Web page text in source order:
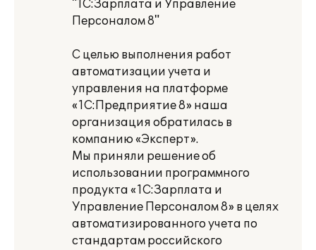
"1С:Зарплата и Управление
Персоналом 8"
С целью выполнения работ
автоматизации учета и
управления на платформе
«1С:Предприятие 8» наша
организация обратилась в
компанию «Эксперт».
Мы приняли решение об
использовании программного
продукта «1С:Зарплата и
Управление Персоналом 8» в целях
автоматизированного учета по
стандартам российского